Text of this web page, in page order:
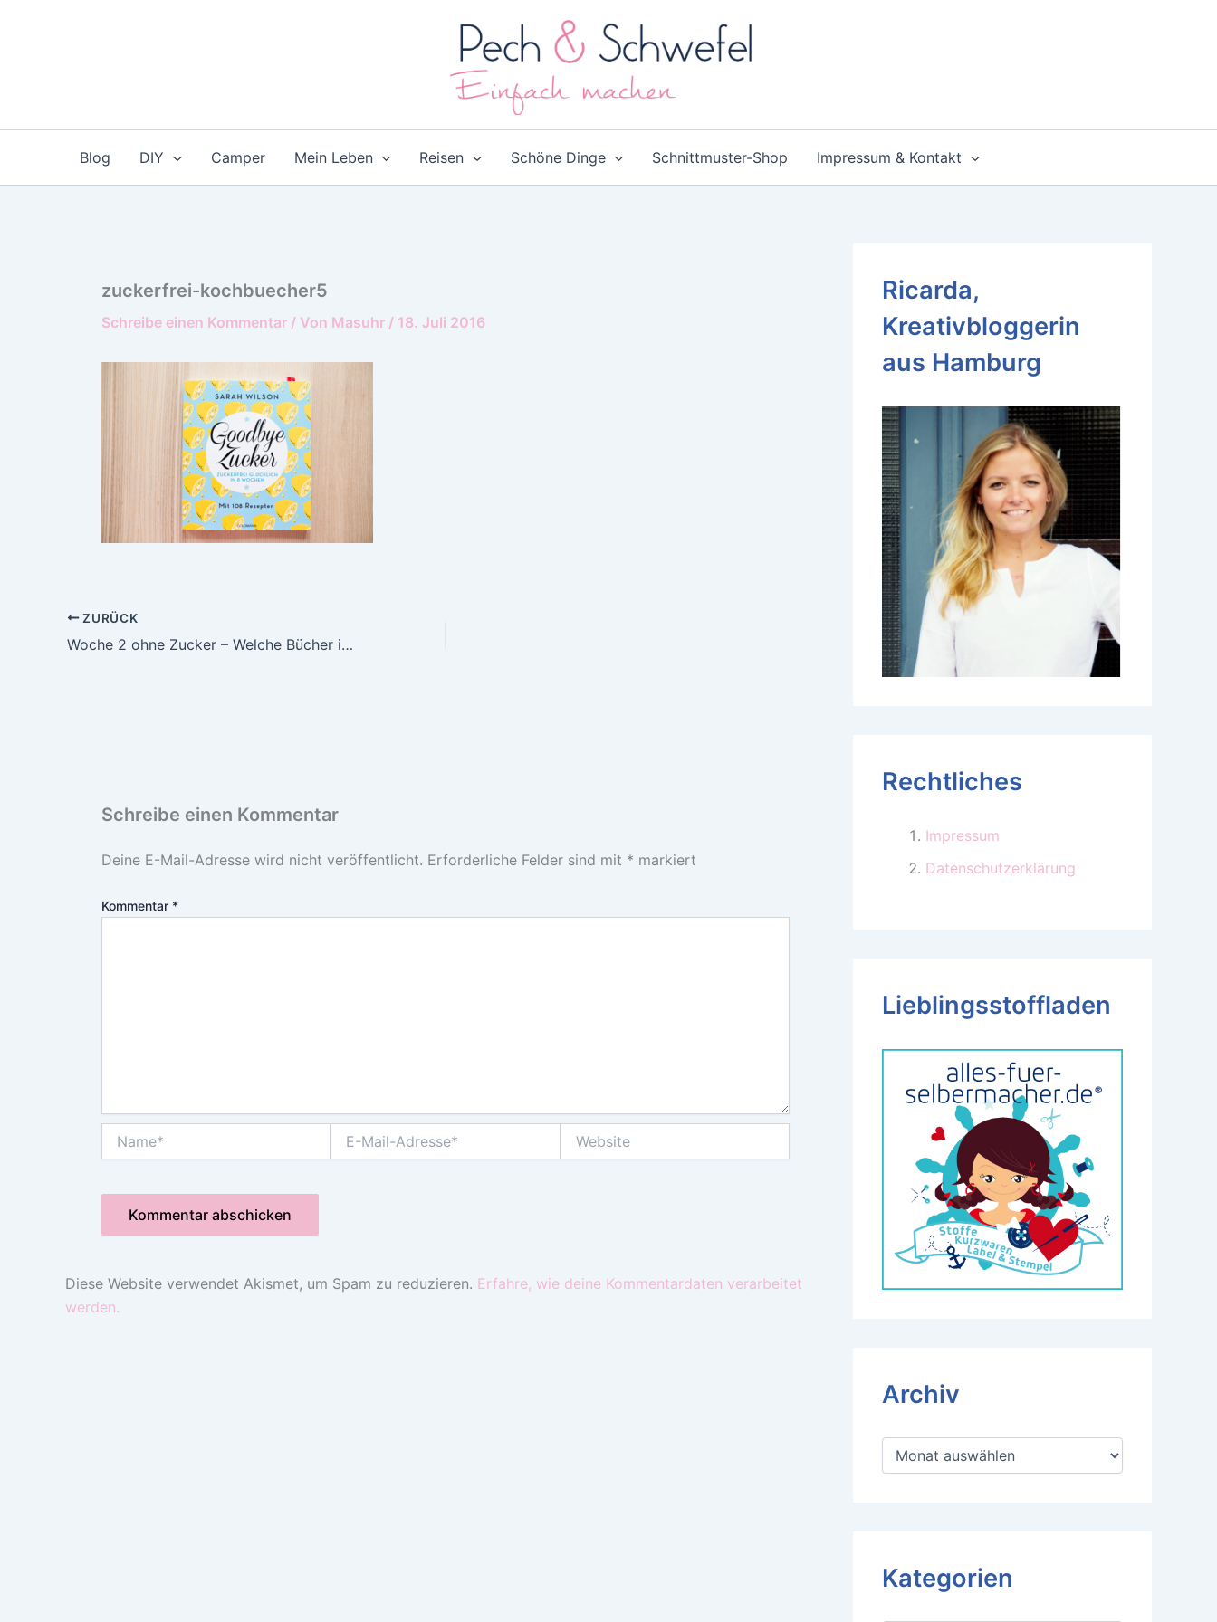
Blog DIY Camper Mein Leben Reisen Schöne Dinge Schnittmuster-Shop Impressum & Kontakt
zuckerfrei-kochbuecher5
Schreibe einen Kommentar / Von Masuhr / 18. Juli 2016
ZURÜCK
Woche 2 ohne Zucker – Welche Bücher ich lese
Schreibe einen Kommentar
Deine E-Mail-Adresse wird nicht veröffentlicht. Erforderliche Felder sind mit * markiert
Kommentar *
Mail-
Diese Website verwendet Akismet, um Spam zu reduzieren. Erfahre, wie deine Kommentardaten verarbeitet
werden.
Ricarda,
Kreativbloggerin
aus Hamburg
Rechtliches
Impressum
Datenschutzerklärung
Lieblingsstoffladen
Archiv
A
Kategorien